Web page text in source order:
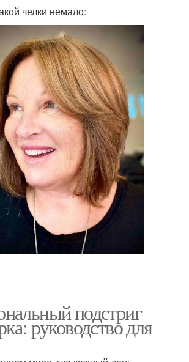
челки немало:
подстриг
руководство для